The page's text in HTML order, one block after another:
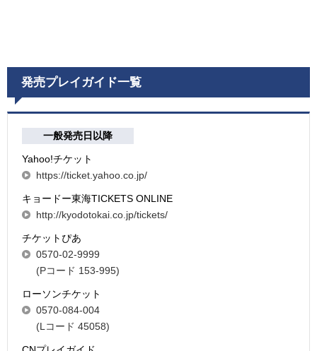
発売プレイガイド一覧
一般発売日以降
Yahoo!チケット
https://ticket.yahoo.co.jp/
キョードー東海TICKETS ONLINE
http://kyodotokai.co.jp/tickets/
チケットぴあ
0570-02-9999
(Pコード 153-995)
ローソンチケット
0570-084-004
(Lコード 45058)